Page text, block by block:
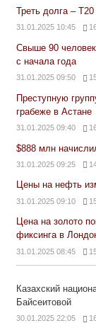
Треть долга –
31.01.2025 10:45
Свыше 90
с начала года
31.01.2025 09:50
Преступную
грабеже в Астане
31.01.2025 09:40
$888 млн
31.01.2025 09:25
Цены на нефть
31.01.2025 09:10
Цена на золото
фиксинга в
31.01.2025 08:45
Казахский
Байсеитовой
30.01.2025 22:05